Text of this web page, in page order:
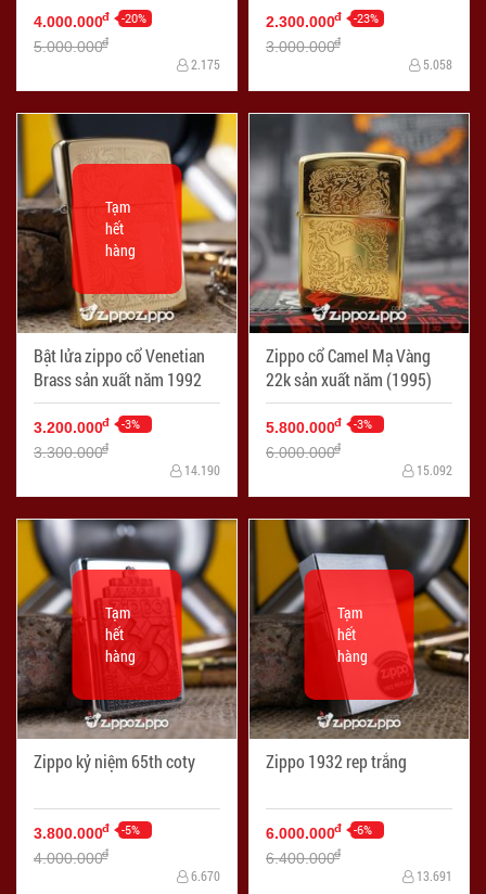
4.000.000đ -20%
5.000.000đ
2.175
2.300.000đ -23%
3.000.000đ
5.058
Bật lửa zippo cổ Venetian
Brass sản xuất năm 1992
Tạm
hết
hàng
3.200.000đ -3%
3.300.000đ
14.190
Zippo cổ Camel Mạ Vàng
22k sản xuất năm (1995)
5.800.000đ -3%
6.000.000đ
15.092
Zippo kỷ niệm 65th coty
Tạm
hết
hàng
3.800.000đ -5%
4.000.000đ
6.670
Zippo 1932 rep trắng
Tạm
hết
hàng
6.000.000đ -6%
6.400.000đ
13.691